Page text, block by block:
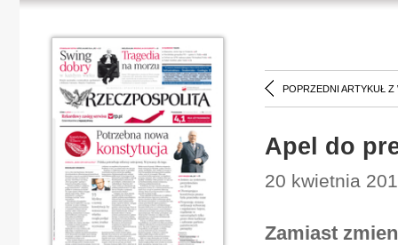
POPRZEDNI ARTYKUŁ Z
Apel do
20 kwietnia
Zamiast